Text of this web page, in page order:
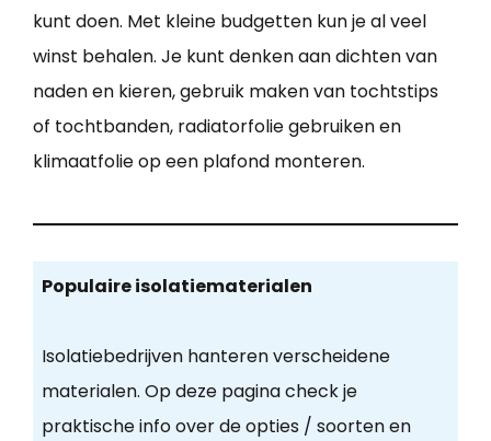
kunt doen. Met kleine budgetten kun je al veel
winst behalen. Je kunt denken aan dichten van
naden en kieren, gebruik maken van tochtstips
of tochtbanden, radiatorfolie gebruiken en
klimaatfolie op een plafond monteren.
Populaire isolatiematerialen
Isolatiebedrijven hanteren verscheidene
materialen. Op deze pagina check je
praktische info over de opties / soorten en